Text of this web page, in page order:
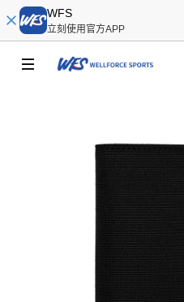
WFS
立刻使用官方APP